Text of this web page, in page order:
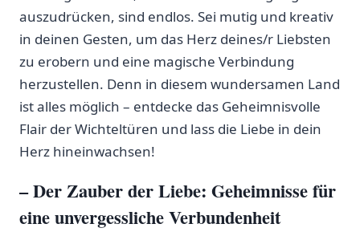
auszudrücken, sind endlos. Sei mutig und kreativ
in deinen Gesten, um das Herz deines/r Liebsten
zu erobern und eine⁤ magische Verbindung
herzustellen. Denn in diesem wundersamen ‍Land
ist alles möglich – ‌entdecke das Geheimnisvolle
Flair der Wichteltüren​ und lass die Liebe in dein
⁢Herz hineinwachsen!
– Der Zauber⁢ der Liebe:⁢ Geheimnisse für
eine unvergessliche Verbundenheit